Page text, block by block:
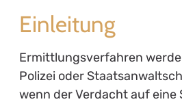
Einleitung
Ermittlungsverfahren
Polizei oder
wenn der Verdacht auf